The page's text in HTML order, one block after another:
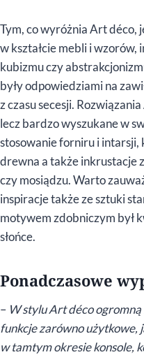
Tym, co wyróżnia Art déco,
w kształcie mebli i wzorów,
kubizmu czy
były odpowiedziami na
z czasu secesji.
lecz bardzo wyszukane w
stosowanie forniru i intarsji,
drewna a także inkrustacje
czy mosiądzu. Warto
inspiracje także ze sztuki
motywem zdobniczym był
słońce.
Ponadczasowe
– W stylu Art déco
funkcje zarówno użytkowe,
w tamtym okresie konsole,